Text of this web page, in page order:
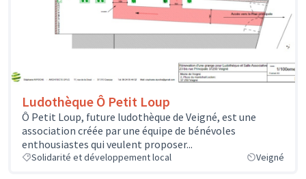
Ludothèque Ô Petit Loup
Ô Petit Loup, future ludothèque de Veigné, est une
association créée par une équipe de bénévoles
enthousiastes qui veulent proposer...
Solidarité et développement local Veigné